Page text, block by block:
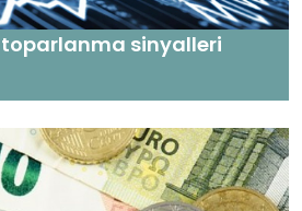
sinyalleri